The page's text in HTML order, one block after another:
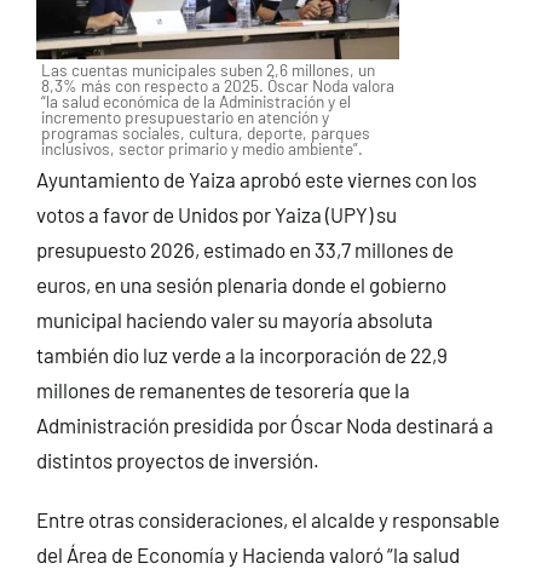
Las cuentas municipales suben 2,6 millones, un
8,3% más con respecto a 2025. Óscar Noda valora
“la salud económica de la Administración y el
incremento presupuestario en atención y
programas sociales, cultura, deporte, parques
inclusivos, sector primario y medio ambiente”.
Ayuntamiento de Yaiza aprobó este viernes con los
votos a favor de Unidos por Yaiza (UPY) su
presupuesto 2026, estimado en 33,7 millones de
euros, en una sesión plenaria donde el gobierno
municipal haciendo valer su mayoría absoluta
también dio luz verde a la incorporación de 22,9
millones de remanentes de tesorería que la
Administración presidida por Óscar Noda destinará a
distintos proyectos de inversión.
Entre otras consideraciones, el alcalde y responsable
del Área de Economía y Hacienda valoró “la salud